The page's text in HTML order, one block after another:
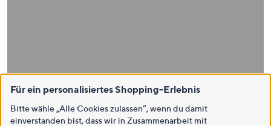
Für ein personalisiertes Shopping-Erlebnis
Bitte wähle „Alle Cookies zulassen“, wenn du damit
einverstanden bist, dass wir in Zusammenarbeit mit